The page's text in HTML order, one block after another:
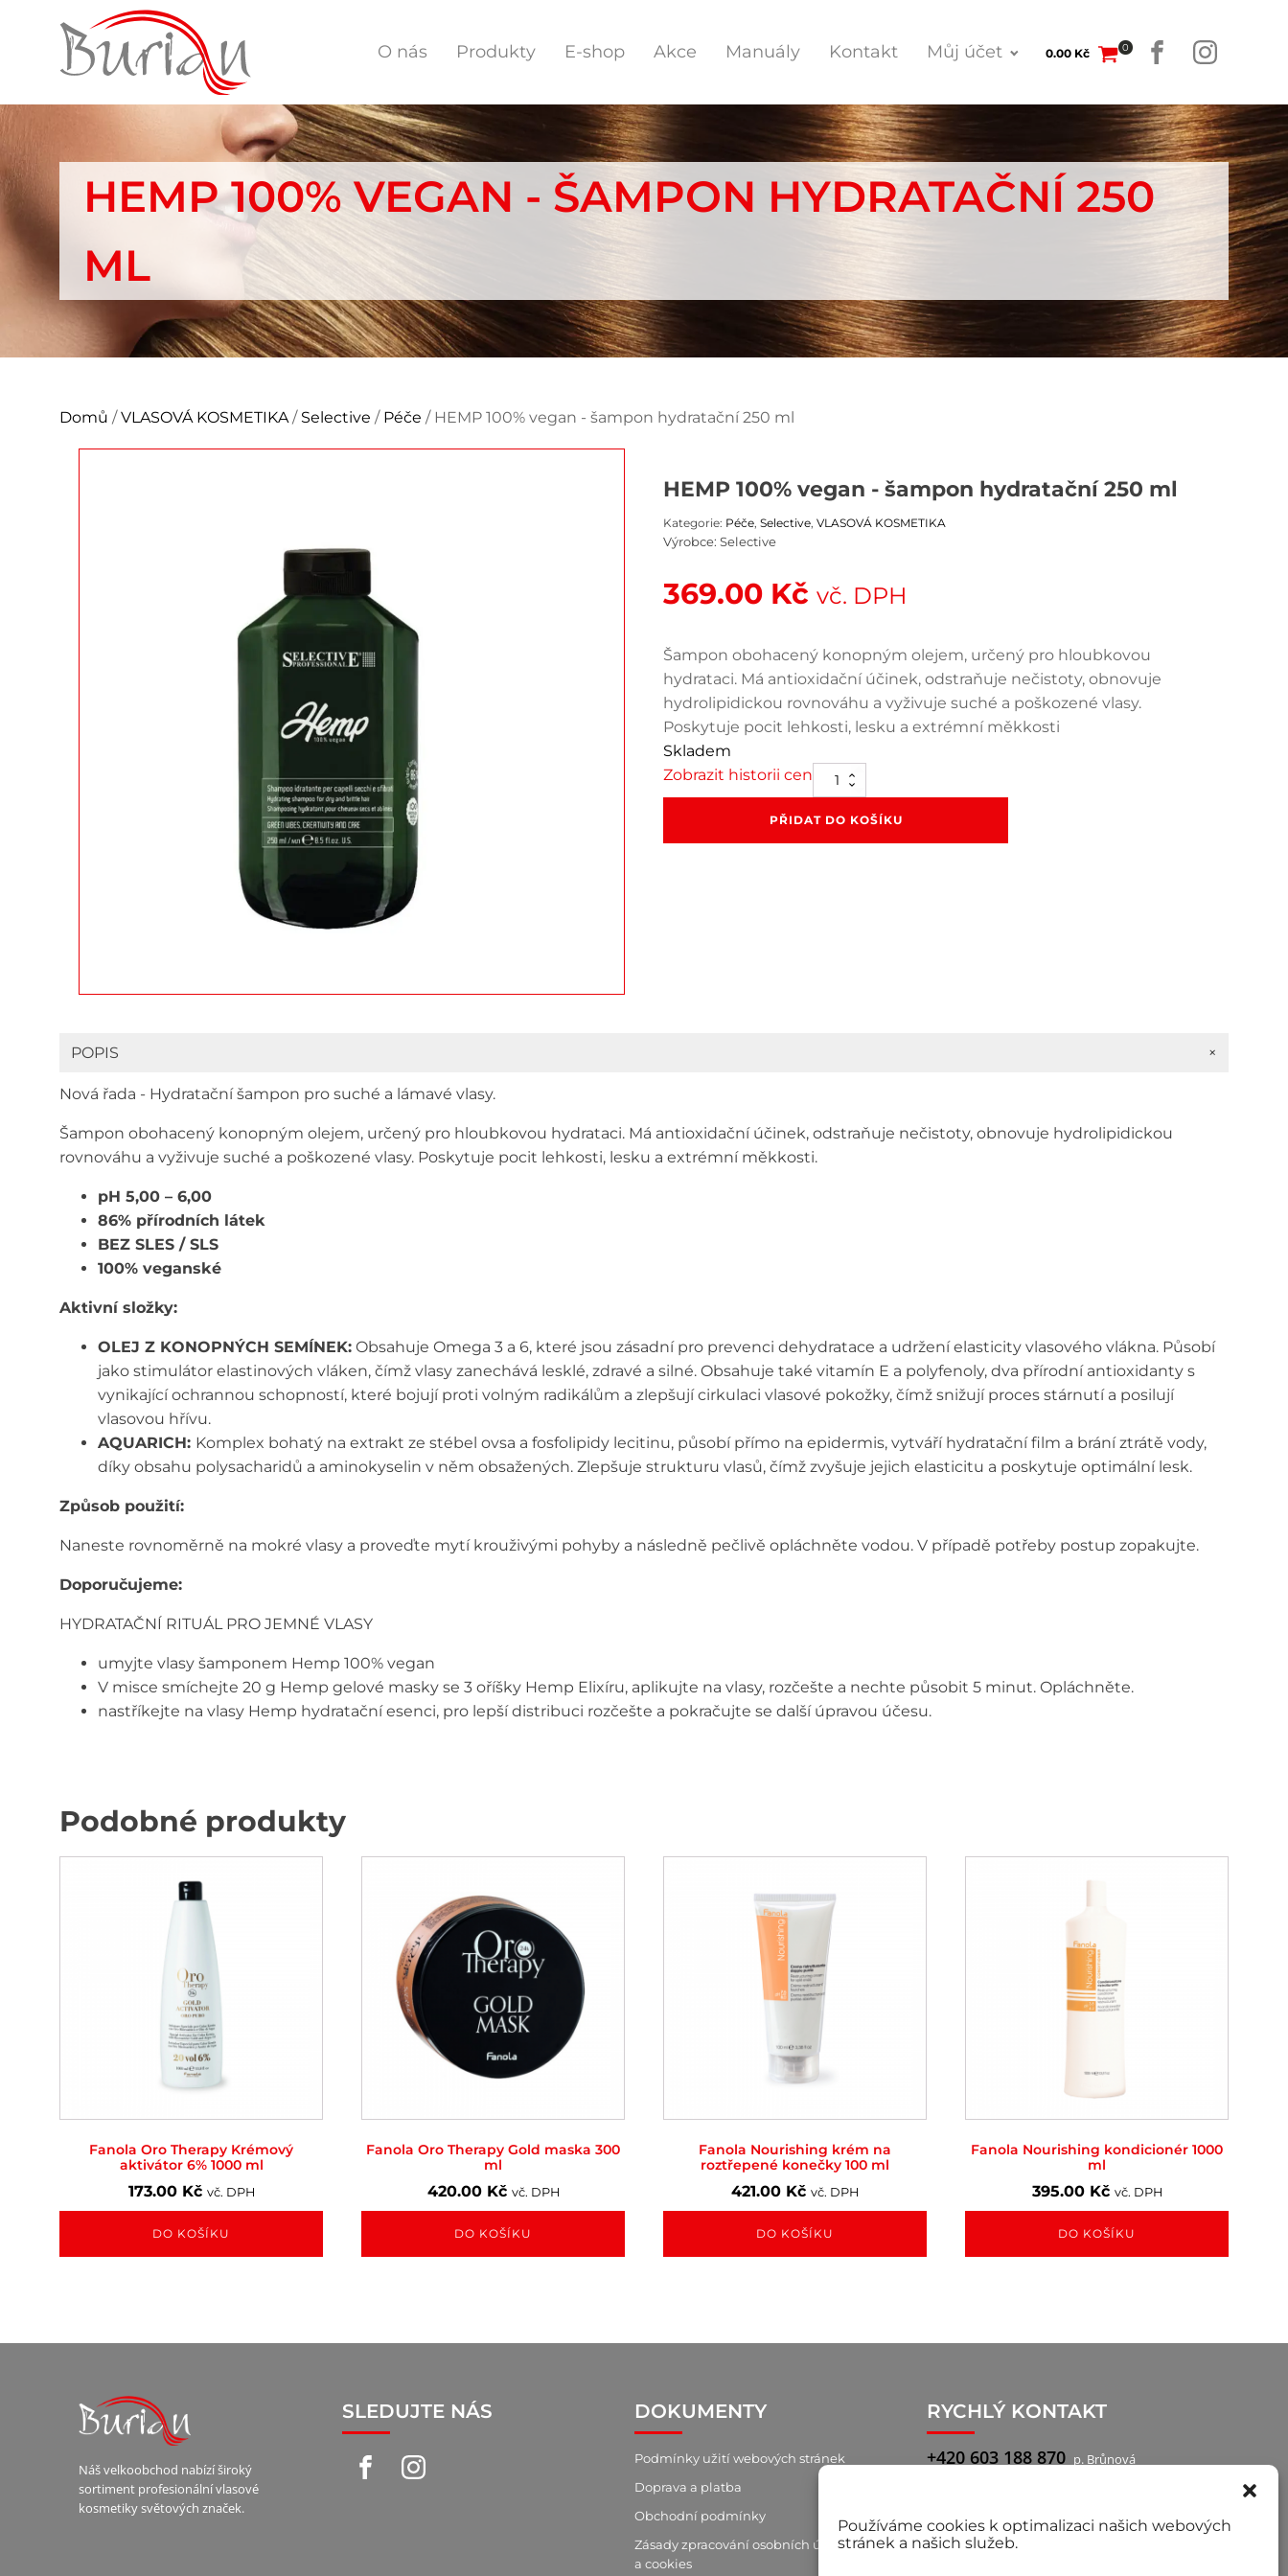
Používáme cookies k optimalizaci našich webových
stránek a našich služeb.
O nás Produkty E-shop Akce Manuály Kontakt Můj účet 0.00 Kč 0
HEMP 100% VEGAN - ŠAMPON HYDRATAČNÍ 250
ML
Domů /VLASOVÁ KOSMETIKA / Selective / Péče / HEMP 100% vegan - šampon hydratační 250 ml
HEMP 100% vegan - šampon hydratační 250 ml
Kategorie: Péče Selective VLASOVÁ KOSMETIKA
Výrobce: Selective
369.00 Kč vč. DPH
Šampon obohacený konopným olejem, určený pro hloubkovou
hydrataci. Má antioxidační účinek, odstraňuje nečistoty, obnovuje
hydrolipidickou rovnováhu a vyživuje suché a poškozené vlasy.
Poskytuje pocit lehkosti, lesku a extrémní měkkosti
Skladem
Zobrazit historii cen HEMP
100%
vegan
PŘIDAT DO KOŠÍKU
POPIS +
Nová řada - Hydratační šampon pro suché a lámavé vlasy.
Šampon obohacený konopným olejem, určený pro hloubkovou hydrataci. Má antioxidační účinek, odstraňuje nečistoty, obnovuje hydrolipidickou
rovnováhu a vyživuje suché a poškozené vlasy. Poskytuje pocit lehkosti, lesku a extrémní měkkosti.
pH 5,00 – 6,00
86% přírodních látek
BEZ SLES / SLS
100% veganské
Aktivní složky:
OLEJ Z KONOPNÝCH SEMÍNEK: Obsahuje Omega 3 a 6, které jsou zásadní pro prevenci dehydratace a udržení elasticity vlasového vlákna. Působí
jako stimulátor elastinových vláken, čímž vlasy zanechává lesklé, zdravé a silné. Obsahuje také vitamín E a polyfenoly, dva přírodní antioxidanty s
vynikající ochrannou schopností, které bojují proti volným radikálům a zlepšují cirkulaci vlasové pokožky, čímž snižují proces stárnutí a posilují
vlasovou hřívu.
AQUARICH: Komplex bohatý na extrakt ze stébel ovsa a fosfolipidy lecitinu, působí přímo na epidermis, vytváří hydratační film a brání ztrátě vody,
díky obsahu polysacharidů a aminokyselin v něm obsažených. Zlepšuje strukturu vlasů, čímž zvyšuje jejich elasticitu a poskytuje optimální lesk.
Způsob použití:
Naneste rovnoměrně na mokré vlasy a proveďte mytí krouživými pohyby a následně pečlivě opláchněte vodou. V případě potřeby postup zopakujte.
Doporučujeme:
HYDRATAČNÍ RITUÁL PRO JEMNÉ VLASY
umyjte vlasy šamponem Hemp 100% vegan
V misce smíchejte 20 g Hemp gelové masky se 3 oříšky Hemp Elixíru, aplikujte na vlasy, rozčešte a nechte působit 5 minut. Opláchněte.
nastříkejte na vlasy Hemp hydratační esenci, pro lepší distribuci rozčešte a pokračujte se další úpravou účesu.
Podobné produkty
Fanola Oro Therapy Krémový
aktivátor 6% 1000 ml
173.00 Kč vč. DPH
DO KOŠÍKU
Fanola Oro Therapy Gold maska 300
ml
420.00 Kč vč. DPH
DO KOŠÍKU
Fanola Nourishing krém na
roztřepené konečky 100 ml
421.00 Kč vč. DPH
DO KOŠÍKU
Fanola Nourishing kondicionér 1000
ml
395.00 Kč vč. DPH
DO KOŠÍKU
Náš velkoobchod nabízí široký
sortiment profesionální vlasové
kosmetiky světových značek.
SLEDUJTE NÁS DOKUMENTY
Podmínky užití webových stránek
Doprava a platba
Obchodní podmínky
Zásady zpracování osobních údajů
a cookies
RYCHLÝ KONTAKT
+420 603 188 870 p. Brůnová